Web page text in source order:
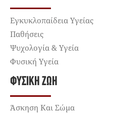
Εγκυκλοπαίδεια Υγείας
Παθήσεις
Ψυχολογία & Υγεία
Φυσική Υγεία
ΦΥΣΙΚΉ ΖΩΉ
Άσκηση Και Σώμα